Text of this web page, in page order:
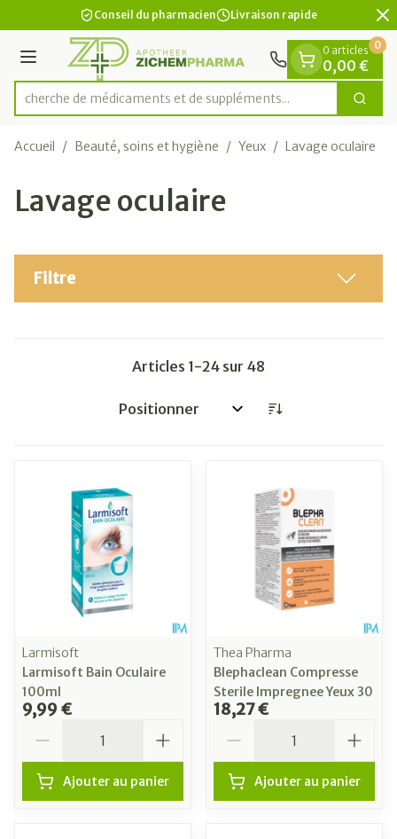
Aller au contenu
2 de 2Conseil du pharmacien Livraison rapide
Menu
Rechercher
Recherche de médicaments et
0 articles
0,00 €
0
Accueil / Beauté, soins et hygiène / Yeux / Lavage oculaire
Lavage oculaire
Filtre
Articles 1-24 sur 48
Trier par:
Larmisoft
Larmisoft Bain Oculaire
100ml
9,99 €
Ajouter au panier
Thea Pharma
Blephaclean Compresse
Sterile Impregnee Yeux 30
18,27 €
Ajouter au panier